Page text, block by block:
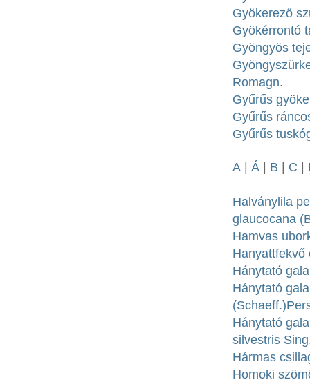
Gyökerező
Gyökérrontó
Gyöngyös
Romagn.
Gyűrűs
Gyűrűs
Gyűrűs
A Á B C
Halványlila
glaucocana
Hamvas
Hanyattfekvő
Hánytató
Hánytató
Hánytató
silvestris
Hármas
Homoki